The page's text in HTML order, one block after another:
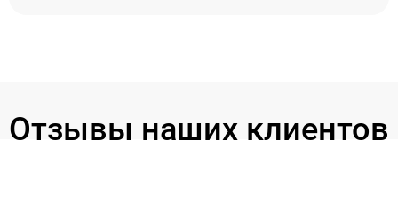
Отзывы наших клиентов